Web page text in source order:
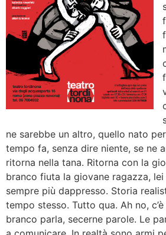
ne sarebbe un altro, quello nato
tempo fa, senza dire niente, se ne
ritorna nella tana. Ritorna con la
branco fiuta la giovane ragazza,
sempre più dappresso. Storia
tempo stesso. Tutto qua. Ah no, c’è
branco parla, secerne parole. Le